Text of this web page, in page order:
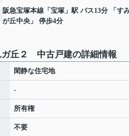
阪急宝塚本線 「 宝塚 」駅 バス13分 「す
が丘中央」 停歩4分
ガ丘２ 中古戸建の詳細情報
閑静な住宅地
-
所有権
不要